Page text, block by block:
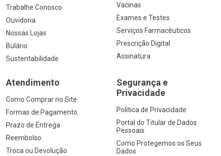
Trabalhe Conosco
Ouvidoria
Nossas Lojas
Bulário
Sustentabilidade
Vacinas
Exames e Testes
Serviços Farmacêuticos
Prescrição Digital
Assinatura
Atendimento
Como Comprar no Site
Formas de Pagamento
Prazo de Entrega
Reembolso
Troca ou Devolução
Segurança e
Privacidade
Política de Privacidade
Portal do Titular de Dados
Pessoais
Como Protegemos os Seus
Dados